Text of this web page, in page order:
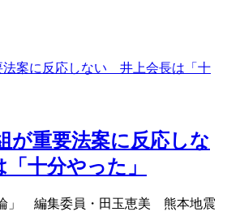
法案に反応しない 井上会長は「十
が重要法案に反応しな
十分やった」
」 編集委員・田玉恵美 熊本地震